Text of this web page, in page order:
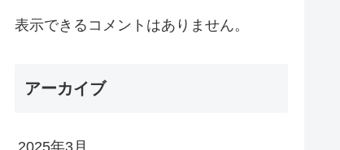
表示できるコメントはありません。
アーカイブ